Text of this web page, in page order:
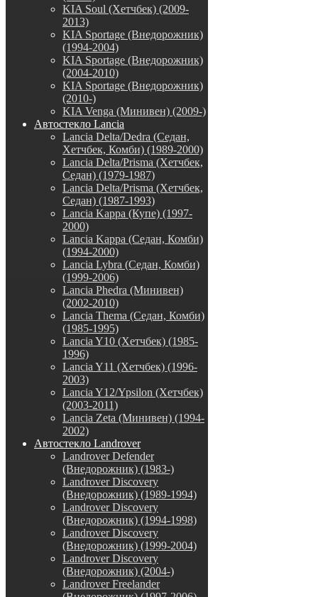
KIA Soul (Хетчбек) (2009-
2013)
KIA Sportage (Внедорожник)
(1994-2004)
KIA Sportage (Внедорожник)
(2004-2010)
KIA Sportage (Внедорожник)
(2010-)
KIA Venga (Минивен) (2009-)
Автостекло Lancia
Lancia Delta/Dedra (Седан,
Хетчбек, Комби) (1989-2000)
Lancia Delta/Prisma (Хетчбек,
Седан) (1979-1987)
Lancia Delta/Prisma (Хетчбек,
Седан) (1987-1993)
Lancia Kappa (Купе) (1997-
2000)
Lancia Kappa (Седан, Комби)
(1994-2000)
Lancia Lybra (Седан, Комби)
(1999-2006)
Lancia Phedra (Минивен)
(2002-2010)
Lancia Thema (Седан, Комби)
(1985-1995)
Lancia Y10 (Хетчбек) (1985-
1996)
Lancia Y11 (Хетчбек) (1996-
2003)
Lancia Y12/Ypsilon (Хетчбек)
(2003-2011)
Lancia Zeta (Минивен) (1994-
2002)
Автостекло Landrover
Landrover Defender
(Внедорожник) (1983-)
Landrover Discovery
(Внедорожник) (1989-1994)
Landrover Discovery
(Внедорожник) (1994-1998)
Landrover Discovery
(Внедорожник) (1999-2004)
Landrover Discovery
(Внедорожник) (2004-)
Landrover Freelander